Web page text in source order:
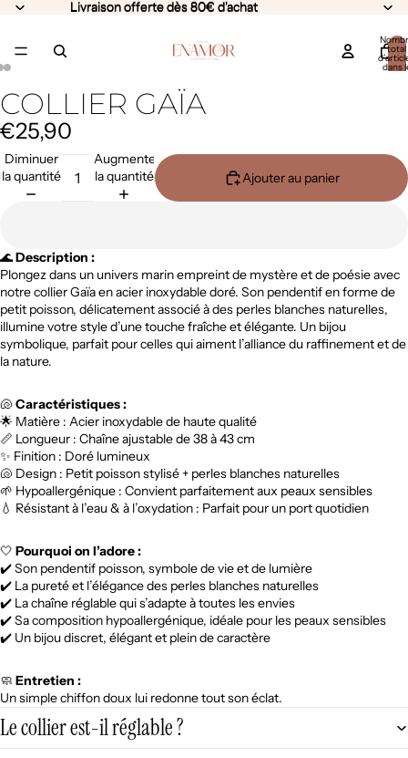
Livraison offerte dès 80€ d'achat
Livraison offerte dès 80€ d'achat
total
dans
COLLIER GAÏA
€25,90
Diminuer
la quantité
Augmenter
la quantité
Ajouter au panier
🌊Description :
Plongez dans un univers marin empreint de mystère et de poésie avec
notre collier Gaïa en acier inoxydable doré. Son pendentif en forme de
petit poisson, délicatement associé à des perles blanches naturelles,
illumine votre style d’une touche fraîche et élégante. Un bijou
symbolique, parfait pour celles qui aiment l’alliance du raffinement et de
la nature.
🐚Caractéristiques :
🌟 Matière : Acier inoxydable de haute qualité
📏 Longueur : Chaîne ajustable de 38 à 43 cm
✨ Finition : Doré lumineux
🐚 Design : Petit poisson stylisé + perles blanches naturelles
🌱 Hypoallergénique : Convient parfaitement aux peaux sensibles
💧 Résistant à l’eau & à l’oxydation : Parfait pour un port quotidien
🤍 Pourquoi on l’adore :
✔️Son pendentif poisson, symbole de vie et de lumière
✔️ La pureté et l’élégance des perles blanches naturelles
✔️ La chaîne réglable qui s’adapte à toutes les envies
✔️Sa composition hypoallergénique, idéale pour les peaux sensibles
✔️ Un bijou discret, élégant et plein de caractère
🧼 Entretien :
Un simple chiffon doux lui redonne tout son éclat.
Le collier est-il réglable ?